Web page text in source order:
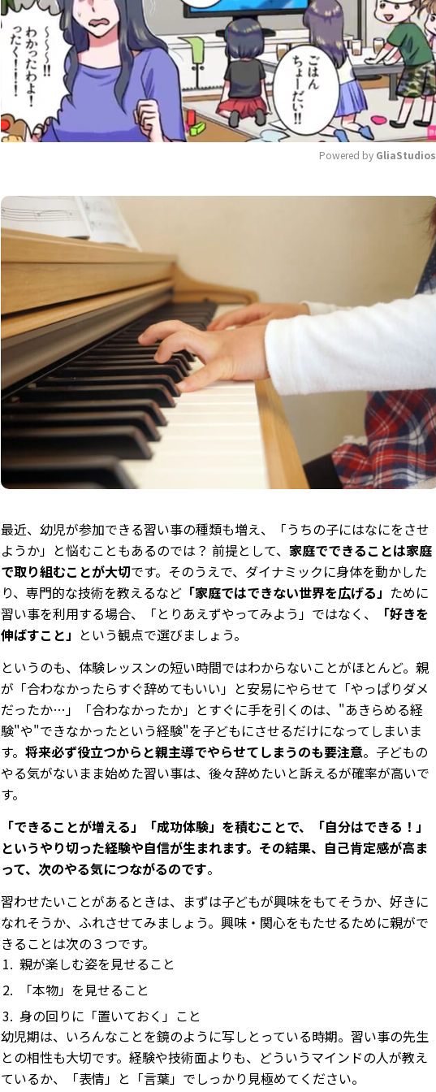
Mute
Powered by GliaStudios
最近、幼児が参加できる習い事の種類も増え、「うちの子にはなにをさせ
ようか」と悩むこともあるのでは？ 前提として、 家庭でできることは家庭
で取り組むことが大切です。そのうえで、ダイナミックに身体を動かした
り、専門的な技術を教えるなど 「家庭ではできない世界を広げる」 ために
習い事を利用する場合、「とりあえずやってみよう」ではなく、
「好きを
伸ばすこと」 という観点で選びましょう。
というのも、体験レッスンの短い時間ではわからないことがほとんど。親
が「合わなかったらすぐ辞めてもいい」と安易にやらせて「やっぱりダメ
だったか…」「合わなかったか」とすぐに手を引くのは、"あきらめる経
験"や"できなかったという経験"を子どもにさせるだけになってしまいま
す。 将来必ず役立つからと親主導でやらせてしまうのも要注意。子どもの
やる気がないまま始めた習い事は、後々辞めたいと訴えるが確率が高いで
す。
「できることが増える」「成功体験」を積むことで、「自分はできる！」
というやり切った経験や自信が生まれます。その結果、自己肯定感が高ま
って、次のやる気につながるのです。
習わせたいことがあるときは、まずは子どもが興味をもてそうか、好きに
なれそうか、ふれさせてみましょう。興味・関心をもたせるために親がで
きることは次の３つです。
親が楽しむ姿を見せること
「本物」を見せること
身の回りに「置いておく」こと
幼児期は、いろんなことを鏡のように写しとっている時期。習い事の先生
との相性も大切です。経験や技術面よりも、どういうマインドの人が教え
ているか、「表情」と「言葉」でしっかり見極めてください。